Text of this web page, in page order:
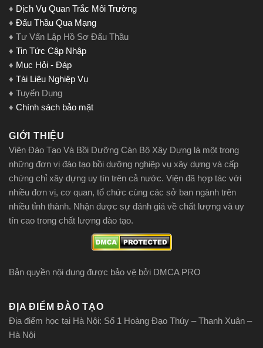
♦ Dịch Vụ Quan Trắc Môi Trường
♦ Đấu Thầu Qua Mạng
♦ Tư Vấn Lập Hồ Sơ Đấu Thầu
♦ Tin Tức Cập Nhập
♦ Mục Hỏi - Đáp
♦ Tài Liệu Nghiệp Vụ
♦ Tuyển Dụng
♦ Chính sách bảo mật
GIỚI THIỆU
Viện Đào Tạo Và Bồi Dưỡng Cán Bộ Xây Dựng là một trong
những đơn vị đào tạo bồi dưỡng nghiệp vụ xây dựng và cấp
chứng chỉ xây dựng uy tín trên cả nước. Viện đã hợp tác với
nhiều đơn vị, cơ quan, tổ chức cùng các sở ban ngành trên
nhiều tỉnh thành. Nhận được sự đánh giá về chất lượng và uy
tín cao trong chất lượng đào tạo.
Bản quyền nội dung được bảo vệ bởi DMCA PRO
ĐỊA ĐIỂM ĐÀO TẠO
Địa điểm học tại Hà Nội: Số 1 Hoàng Đạo Thúy – Thanh Xuân –
Hà Nội